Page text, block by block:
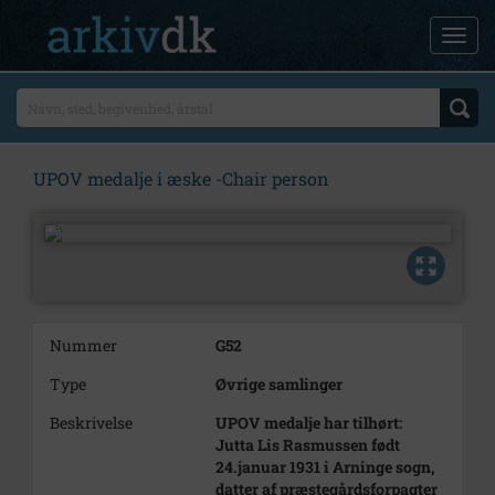
UPOV medalje i æske -Chair person
Nummer
G52
Type
Øvrige samlinger
Beskrivelse
UPOV medalje har tilhørt:
Jutta Lis Rasmussen født
24.januar 1931 i Arninge sogn,
datter af præstegårdsforpagter